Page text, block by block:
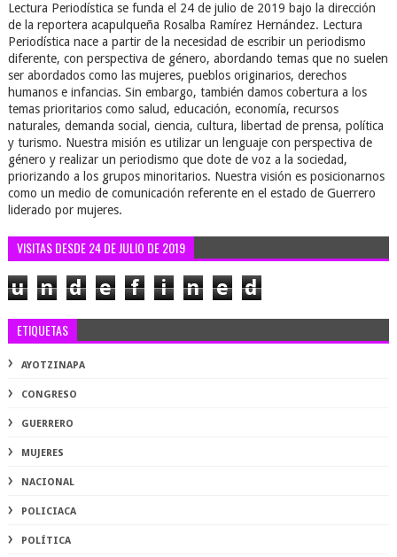
Lectura Periodística se funda el 24 de julio de 2019 bajo la dirección
de la reportera acapulqueña Rosalba Ramírez Hernández. Lectura
Periodística nace a partir de la necesidad de escribir un periodismo
diferente, con perspectiva de género, abordando temas que no suelen
ser abordados como las mujeres, pueblos originarios, derechos
humanos e infancias. Sin embargo, también damos cobertura a los
temas prioritarios como salud, educación, economía, recursos
naturales, demanda social, ciencia, cultura, libertad de prensa, política
y turismo. Nuestra misión es utilizar un lenguaje con perspectiva de
género y realizar un periodismo que dote de voz a la sociedad,
priorizando a los grupos minoritarios. Nuestra visión es posicionarnos
como un medio de comunicación referente en el estado de Guerrero
liderado por mujeres.
VISITAS DESDE 24 DE JULIO DE 2019
u n d e f i n e d
ETIQUETAS
AYOTZINAPA
CONGRESO
GUERRERO
MUJERES
NACIONAL
POLICIACA
POLÍTICA